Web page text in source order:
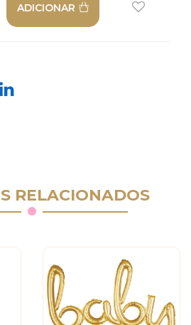
ADICIONAR
RELACIONADOS